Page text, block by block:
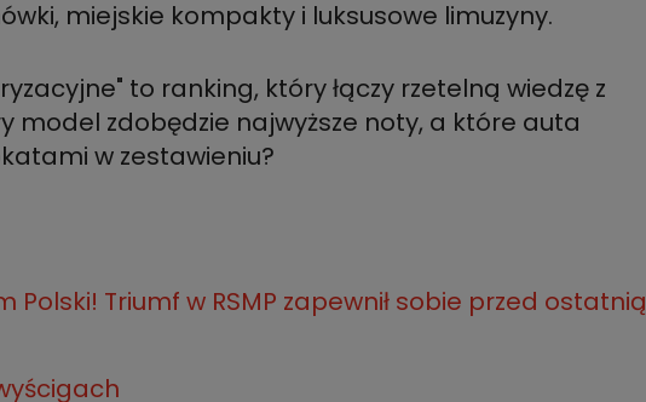
to ranking, który łączy rzetelną wiedzę z
model zdobędzie najwyższe noty, a które auta
Triumf w RSMP zapewnił sobie przed ostatnią